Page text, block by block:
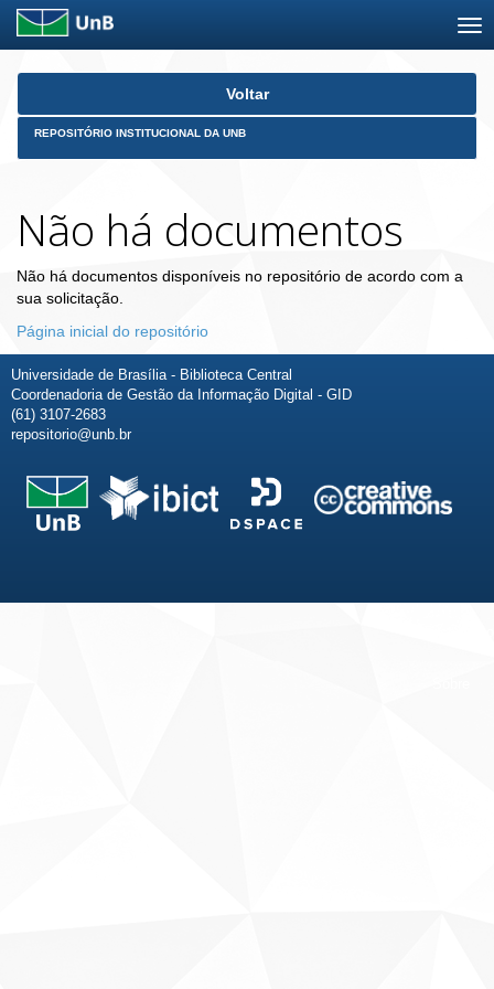
Skip
Voltar
REPOSITÓRIO INSTITUCIONAL DA UNB
Não há documentos
Não há documentos disponíveis no repositório de acordo com a
sua solicitação.
Página inicial do repositório
Universidade de Brasília - Biblioteca Central
Coordenadoria de Gestão da Informação Digital - GID
(61) 3107-2683
repositorio@unb.br